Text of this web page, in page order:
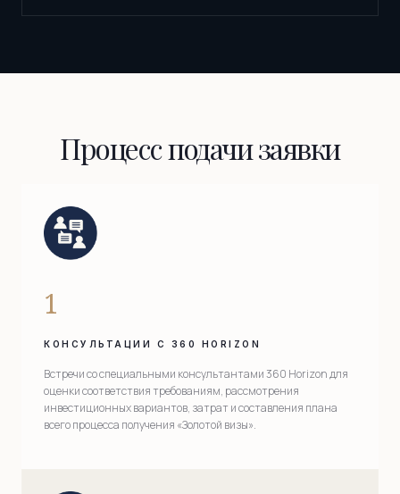
Процесс подачи заявки
1
КОНСУЛЬТАЦИИ С 360 HORIZON
Встречи со специальными консультантами 360 Horizon для
оценки соответствия требованиям, рассмотрения
инвестиционных вариантов, затрат и составления плана
всего процесса получения «Золотой визы».